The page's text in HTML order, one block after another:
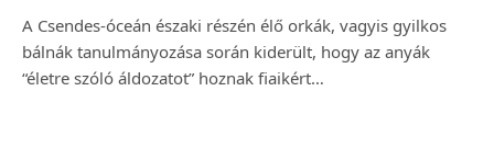
A Csendes-óceán északi részén élő orkák, vagyis gyilkos
bálnák tanulmányozása során kiderült, hogy az anyák
“életre szóló áldozatot” hoznak fiaikért…